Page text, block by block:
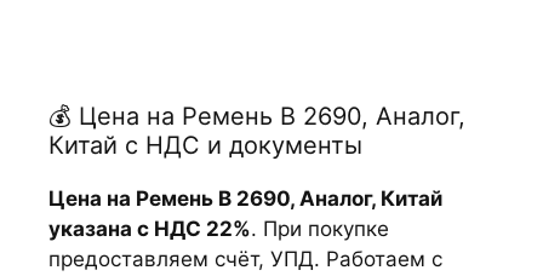
💰 Цена на Ремень B 2690, Аналог,
Китай с НДС и документы
Цена на Ремень B 2690, Аналог, Китай
указана с НДС 22%. При покупке
предоставляем счёт, УПД. Работаем с